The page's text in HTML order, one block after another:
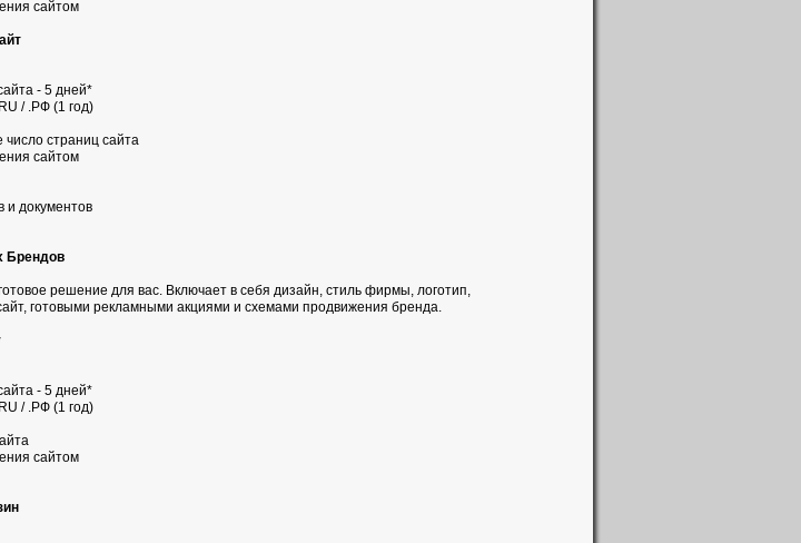
сайтом
- 5 дней*
/ .РФ (1 год)
число страниц сайта
сайтом
и документов
Брендов
решение для вас. Включает в себя дизайн, стиль фирмы, логотип,
готовыми рекламными акциями и схемами продвижения бренда.
- 5 дней*
/ .РФ (1 год)
сайтом